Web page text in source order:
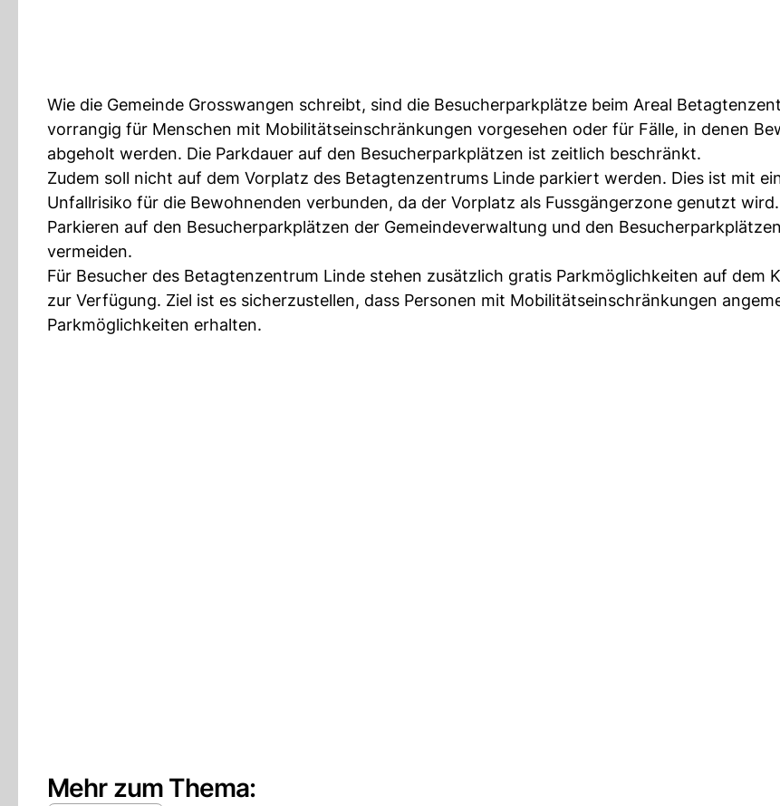
Wie die Gemeinde Grosswangen schreibt, sind die Besucherparkplätze beim Areal
vorrangig für Menschen mit Mobilitätseinschränkungen vorgesehen oder für Fälle, in denen
abgeholt werden. Die Parkdauer auf den Besucherparkplätzen ist zeitlich beschränkt.
Zudem soll nicht auf dem Vorplatz des Betagtenzentrums Linde parkiert werden. Dies ist mit
Unfallrisiko für die Bewohnenden verbunden, da der Vorplatz als Fussgängerzone genutzt
Parkieren auf den Besucherparkplätzen der Gemeindeverwaltung und den
vermeiden.
Für Besucher des Betagtenzentrum Linde stehen zusätzlich gratis Parkmöglichkeiten auf dem
zur Verfügung. Ziel ist es sicherzustellen, dass Personen mit Mobilitätseinschränkungen
Parkmöglichkeiten erhalten.
Mehr zum Thema: